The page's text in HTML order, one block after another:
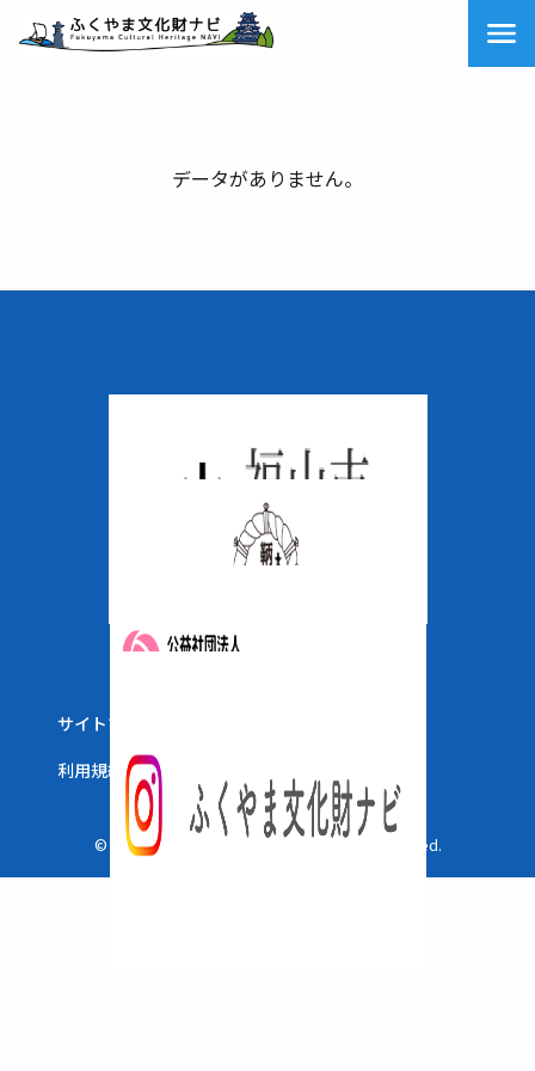
データがありません。
サイトマップ
利用規約
© 2025 The City of Fukuyama. All Right Reserved.